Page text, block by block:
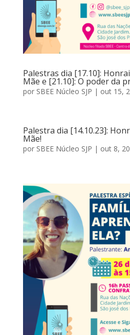
Palestras dia [17.10]:
Mãe e [21.10]: O poder da
por SBEE Núcleo SJP | out 15,
Palestra dia [14.10.23]:
Mãe!
por SBEE Núcleo SJP | out 8,